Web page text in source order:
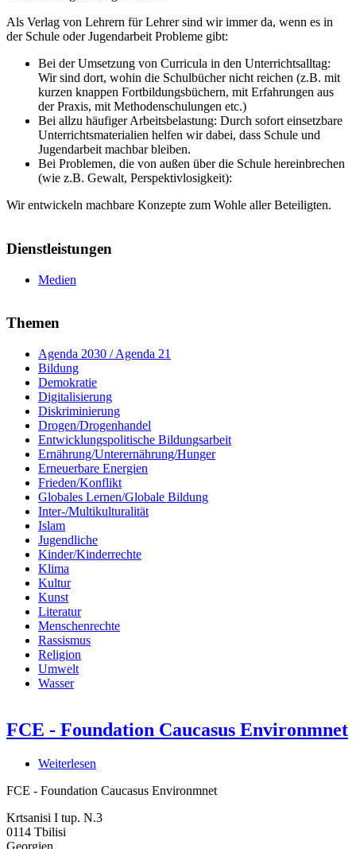
Als Verlag von Lehrern für Lehrer sind wir immer da, wenn es in
der Schule oder Jugendarbeit Probleme gibt:
Bei der Umsetzung von Curricula in den Unterrichtsalltag:
Wir sind dort, wohin die Schulbücher nicht reichen (z.B. mit
kurzen knappen Fortbildungsbüchern, mit Erfahrungen aus
der Praxis, mit Methodenschulungen etc.)
Bei allzu häufiger Arbeitsbelastung: Durch sofort einsetzbare
Unterrichtsmaterialien helfen wir dabei, dass Schule und
Jugendarbeit machbar bleiben.
Bei Problemen, die von außen über die Schule hereinbrechen
(wie z.B. Gewalt, Perspektivlosigkeit):
Wir entwickeln machbare Konzepte zum Wohle aller Beteiligten.
Dienstleistungen
Medien
Themen
Agenda 2030 / Agenda 21
Bildung
Demokratie
Digitalisierung
Diskriminierung
Drogen/Drogenhandel
Entwicklungspolitische Bildungsarbeit
Ernährung/Unterernährung/Hunger
Erneuerbare Energien
Frieden/Konflikt
Globales Lernen/Globale Bildung
Inter-/Multikulturalität
Islam
Jugendliche
Kinder/Kinderrechte
Klima
Kultur
Kunst
Literatur
Menschenrechte
Rassismus
Religion
Umwelt
Wasser
FCE - Foundation Caucasus Environmnet
Weiterlesen
-
Caucasus
FCE - Foundation Caucasus Environmnet
Krtsanisi I tup. N.3
0114 Tbilisi
Georgien